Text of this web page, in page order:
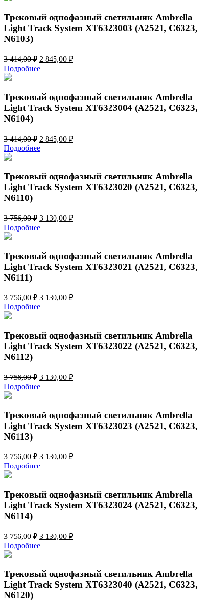
414,00 ₽.
Трековый однофазный светильник Ambrella
Light Track System XT6323003 (A2521, C6323,
N6103)
3 414,00₽ Первоначальная
цена
составляла
414,00 ₽.
2 845,00 ₽Текущая
Подробнее
Трековый однофазный светильник Ambrella
Light Track System XT6323004 (A2521, C6323,
N6104)
3 414,00₽ Первоначальная
цена
составляла
414,00 ₽.
2 845,00 ₽Текущая
Подробнее
Трековый однофазный светильник Ambrella
Light Track System XT6323020 (A2521, C6323,
N6110)
3 756,00₽ Первоначальная
цена
составляла
756,00 ₽.
3 130,00 ₽Текущая
Подробнее
Трековый однофазный светильник Ambrella
Light Track System XT6323021 (A2521, C6323,
N6111)
3 756,00₽ Первоначальная
цена
составляла
756,00 ₽.
3 130,00 ₽Текущая
Подробнее
Трековый однофазный светильник Ambrella
Light Track System XT6323022 (A2521, C6323,
N6112)
3 756,00₽ Первоначальная
цена
составляла
756,00 ₽.
3 130,00 ₽Текущая
Подробнее
Трековый однофазный светильник Ambrella
Light Track System XT6323023 (A2521, C6323,
N6113)
3 756,00₽ Первоначальная
цена
составляла
756,00 ₽.
3 130,00 ₽Текущая
Подробнее
Трековый однофазный светильник Ambrella
Light Track System XT6323024 (A2521, C6323,
N6114)
3 756,00₽ Первоначальная
цена
составляла
756,00 ₽.
3 130,00 ₽Текущая
Подробнее
Трековый однофазный светильник Ambrella
Light Track System XT6323040 (A2521, C6323,
N6120)